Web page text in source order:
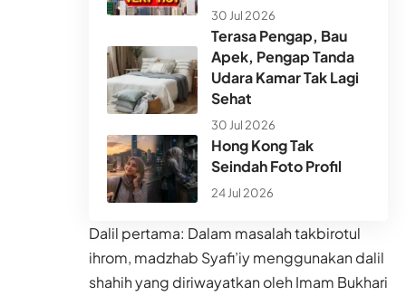
30 Jul 2026
Terasa Pengap, Bau
Apek, Pengap Tanda
Udara Kamar Tak Lagi
Sehat
30 Jul 2026
Hong Kong Tak
Seindah Foto Profil
24 Jul 2026
Dalil pertama: Dalam masalah takbirotul
ihrom, madzhab Syafi’iy menggunakan dalil
shahih yang diriwayatkan oleh Imam Bukhari